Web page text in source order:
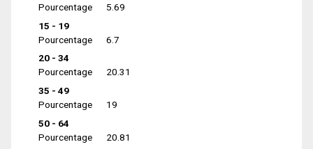
Pourcentage
5.69
15 - 19
Pourcentage
6.7
20 - 34
Pourcentage
20.31
35 - 49
Pourcentage
19
50 - 64
Pourcentage
20.81